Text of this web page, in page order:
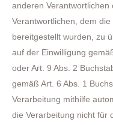
anderen
Verantwortlichen, dem
bereitgestellt wurden, zu
auf der Einwilligung
oder Art. 9 Abs. 2
gemäß Art. 6 Abs. 1
Verarbeitung mithilfe
die Verarbeitung nicht für